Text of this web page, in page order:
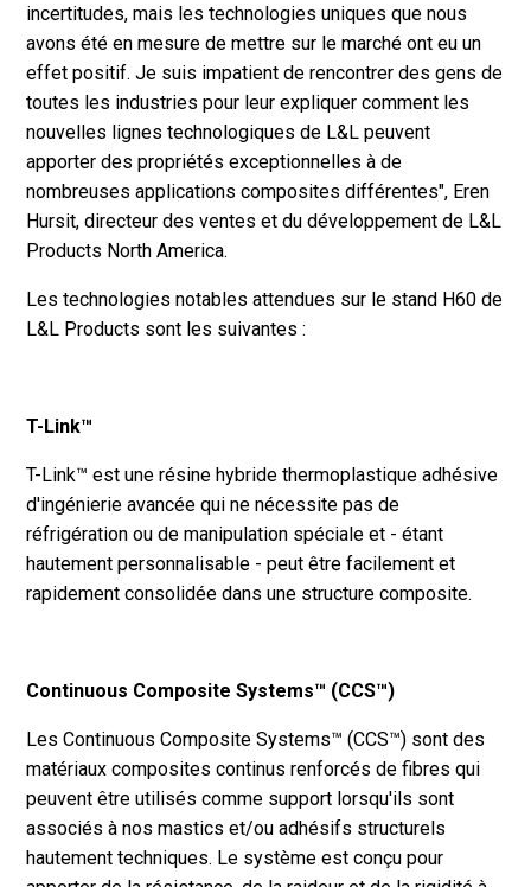
incertitudes, mais les technologies uniques que nous
avons été en mesure de mettre sur le marché ont eu un
effet positif. Je suis impatient de rencontrer des gens de
toutes les industries pour leur expliquer comment les
nouvelles lignes technologiques de L&L peuvent
apporter des propriétés exceptionnelles à de
nombreuses applications composites différentes", Eren
Hursit, directeur des ventes et du développement de L&L
Products North America.
Les technologies notables attendues sur le stand H60 de
L&L Products sont les suivantes :
T-Link™
T-Link™ est une résine hybride thermoplastique adhésive
d'ingénierie avancée qui ne nécessite pas de
réfrigération ou de manipulation spéciale et - étant
hautement personnalisable - peut être facilement et
rapidement consolidée dans une structure composite.
Continuous Composite Systems™ (CCS™)
Les Continuous Composite Systems™ (CCS™) sont des
matériaux composites continus renforcés de fibres qui
peuvent être utilisés comme support lorsqu'ils sont
associés à nos mastics et/ou adhésifs structurels
hautement techniques. Le système est conçu pour